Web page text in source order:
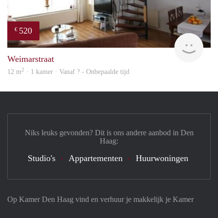
€ 520
Weimarstraat
12 m2 · 1 kamer · Vanaf ? - Onbepaalde tijd
Op Kamer Den Haag vind en verhuur je makkelijk je Kamer
Niks leuks gevonden? Dit is ons andere aanbod in Den
Haag:
Studio's Appartementen Huurwoningen